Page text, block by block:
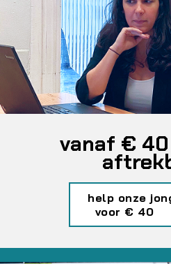
vanaf €
help onze
voor € 40